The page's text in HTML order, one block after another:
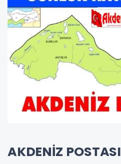
AKDENİZ POSTASI